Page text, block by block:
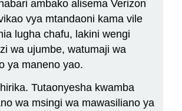
ambako alisema Verizon
vya mtandaoni kama vile
lugha chafu, lakini wengi
wa ujumbe, watumaji wa
ya maneno yao.
Tutaonyesha kwamba
wa msingi wa mawasiliano ya